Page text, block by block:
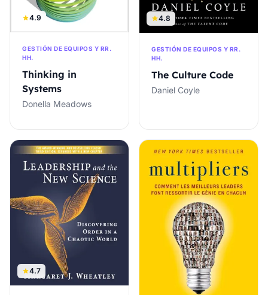
4.9
GESTIÓN DE EQUIPOS Y RR.
HH.
Thinking in
Systems
Donella Meadows
4.8
GESTIÓN DE EQUIPOS Y RR.
HH.
The Culture Code
Daniel Coyle
4.7